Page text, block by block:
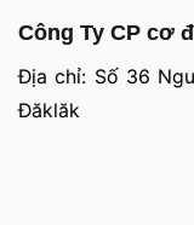
Công Ty CP cơ
Địa chỉ: Số 36
Đăklăk